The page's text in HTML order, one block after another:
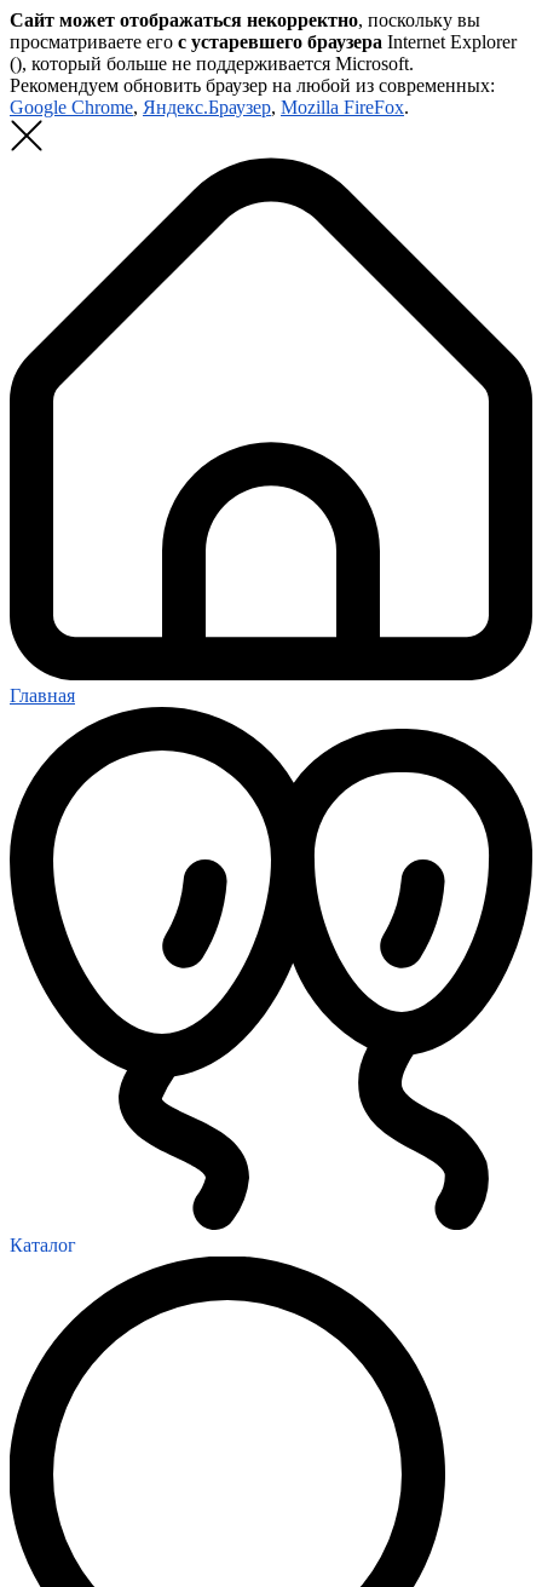
Сайт может отображаться некорректно, поскольку вы
просматриваете его с устаревшего браузера Internet Explorer
(), который больше не поддерживается Microsoft.
Рекомендуем обновить браузер на любой из современных:
Google Chrome, Яндекс.Браузер, Mozilla FireFox.
Главная
Каталог